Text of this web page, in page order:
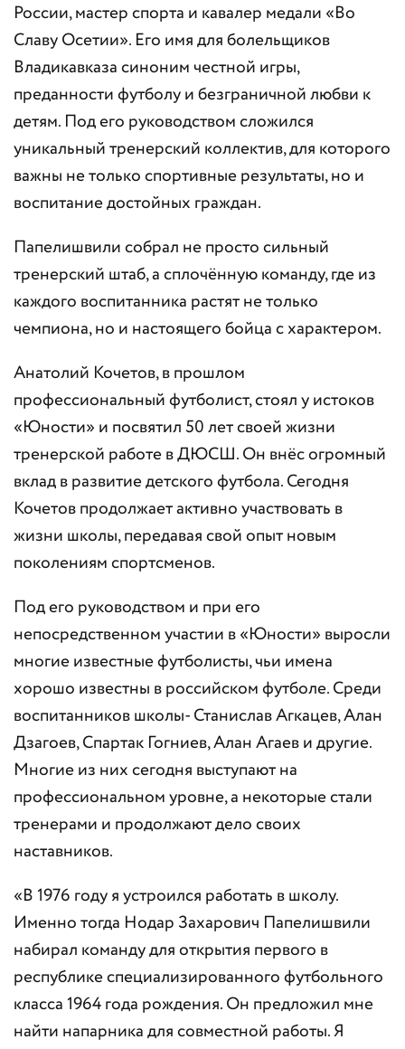
России, мастер спорта и кавалер медали «Во
Славу Осетии». Его имя для болельщиков
Владикавказа синоним честной игры,
преданности футболу и безграничной любви к
детям. Под его руководством сложился
уникальный тренерский коллектив, для которого
важны не только спортивные результаты, но и
воспитание достойных граждан.
Папелишвили собрал не просто сильный
тренерский штаб, а сплочённую команду, где из
каждого воспитанника растят не только
чемпиона, но и настоящего бойца с характером.
Анатолий Кочетов, в прошлом
профессиональный футболист, стоял у истоков
«Юности» и посвятил 50 лет своей жизни
тренерской работе в ДЮСШ. Он внёс огромный
вклад в развитие детского футбола. Сегодня
Кочетов продолжает активно участвовать в
жизни школы, передавая свой опыт новым
поколениям спортсменов.
Под его руководством и при его
непосредственном участии в «Юности» выросли
многие известные футболисты, чьи имена
хорошо известны в российском футболе. Среди
воспитанников школы- Станислав Агкацев, Алан
Дзагоев, Спартак Гогниев, Алан Агаев и другие.
Многие из них сегодня выступают на
профессиональном уровне, а некоторые стали
тренерами и продолжают дело своих
наставников.
«В 1976 году я устроился работать в школу.
Именно тогда Нодар Захарович Папелишвили
набирал команду для открытия первого в
республике специализированного футбольного
класса 1964 года рождения. Он предложил мне
найти напарника для совместной работы. Я